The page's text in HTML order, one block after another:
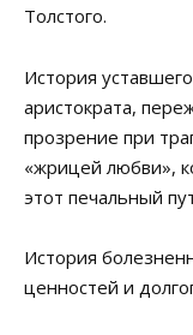
Толстого.
История
аристократа,
прозрение при
«жрицей любви»,
этот печальный
История
ценностей и